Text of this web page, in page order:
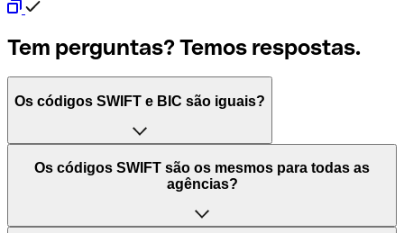
Tem perguntas? Temos respostas.
Os códigos SWIFT e BIC são iguais?
O acrónimo SWIFT significa "Society for Worldwide
Interbank Financial Telecommunication (Sociedade para
Mundiais)". Trata-se de uma rede mundial onde se
Os códigos SWIFT são os mesmos para todas as
agências?